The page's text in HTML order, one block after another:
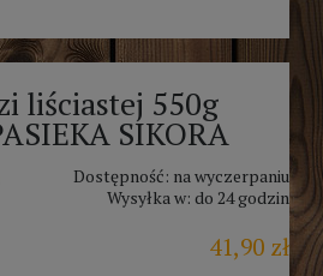
liściastej 550g
SIKORA
Dostępność: na wyczerpaniu
Wysyłka w: do 24 godzin
41,90 zł